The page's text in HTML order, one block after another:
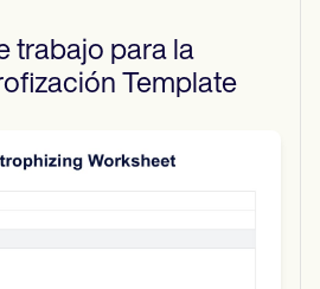
trabajo para la
Template